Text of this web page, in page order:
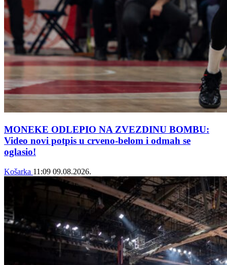
MONEKE ODLEPIO NA ZVEZDINU BOMBU:
Video novi potpis u crveno-belom i odmah se
oglasio!
Košarka 11:09 09.08.2026.